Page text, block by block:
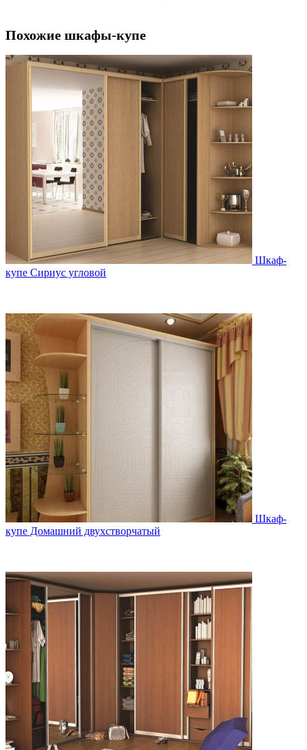
Похожие шкафы-купе
Шкаф-
купе Сириус угловой
Шкаф-
купе Домашний двухстворчатый